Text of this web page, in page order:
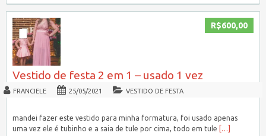
R$600,00
Vestido de festa 2 em 1 – usado 1 vez
FRANCIELE 25/05/2021 VESTIDO DE FESTA
mandei fazer este vestido para minha formatura, foi usado apenas
uma vez ele é tubinho e a saia de tule por cima, todo em tule
[…]